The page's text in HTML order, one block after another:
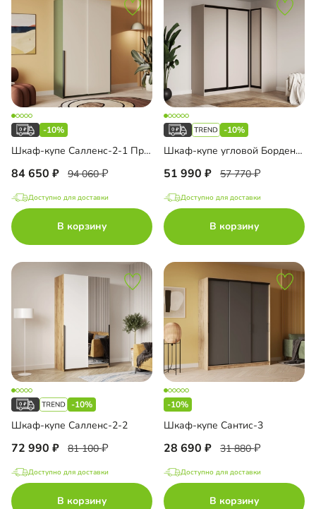
-10%
Шкаф-купе Салленс-2-1 Премиум
84 650 94 060
Доступно для доставки
В корзину
-10%
Шкаф-купе угловой Борден-5-6 1100
51 990 57 770
Доступно для доставки
В корзину
-10%
Шкаф-купе Салленс-2-2
72 990 81 100
Доступно для доставки
В корзину
-10%
Шкаф-купе Сантис-3
28 690 31 880
Доступно для доставки
В корзину